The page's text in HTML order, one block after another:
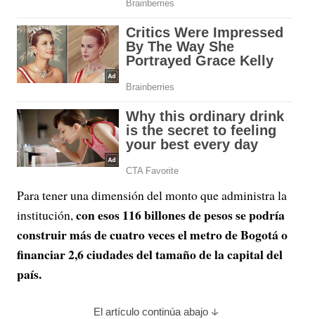
Para tener una dimensión del monto que administra la
institución,con esos 116 billones de pesos se podría
construir más de cuatro veces el metro de Bogotá o
financiar 2,6 ciudades del tamaño de la capital del
país.
El artículo continúa abajo